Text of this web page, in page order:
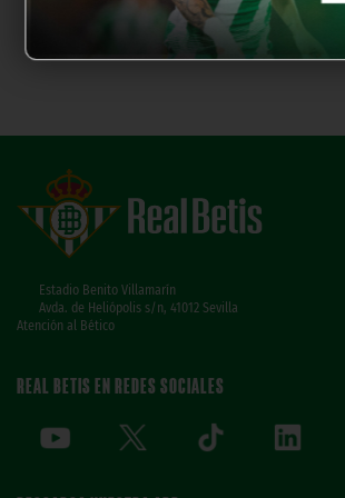
Estadio Benito Villamarín
Avda. de Heliópolis s/n, 41012 Sevilla
Atención al Bético
REAL BETIS EN REDES SOCIALES